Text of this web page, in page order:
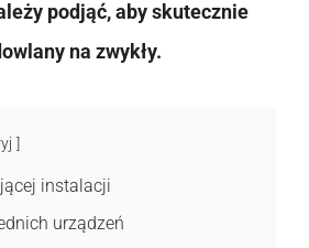
podjąć, aby skutecznie
na zwykły.
instalacji
urządzeń